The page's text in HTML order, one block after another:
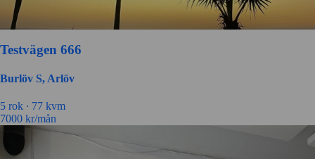
Testvägen 666
Burlöv S, Arlöv
5 rok ∙ 77 kvm
7000 kr/mån